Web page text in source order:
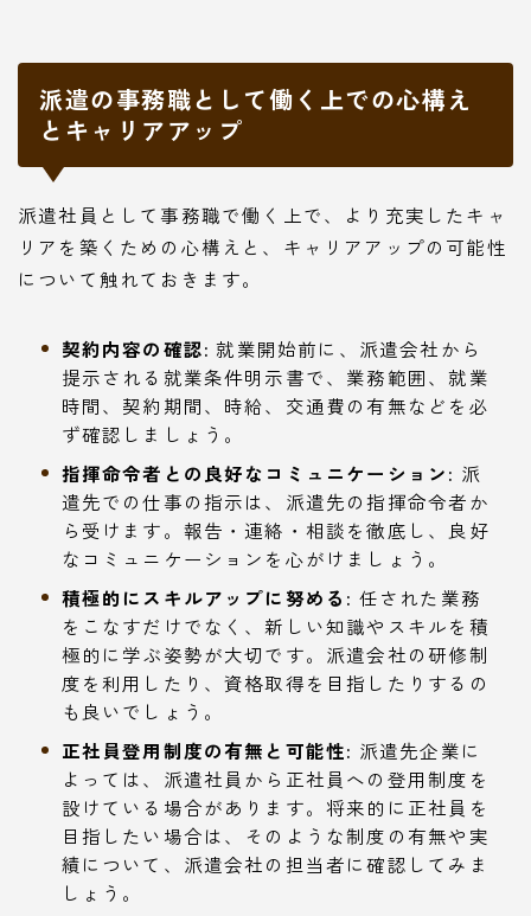
派遣の事務職として働く上での心構え
とキャリアアップ
派遣社員として事務職で働く上で、より充実したキャ
リアを築くための心構えと、キャリアアップの可能性
について触れておきます。
契約内容の確認: 就業開始前に、派遣会社から
提示される就業条件明示書で、業務範囲、就業
時間、契約期間、時給、交通費の有無などを必
ず確認しましょう。
指揮命令者との良好なコミュニケーション: 派
遣先での仕事の指示は、派遣先の指揮命令者か
ら受けます。報告・連絡・相談を徹底し、良好
なコミュニケーションを心がけましょう。
積極的にスキルアップに努める: 任された業務
をこなすだけでなく、新しい知識やスキルを積
極的に学ぶ姿勢が大切です。派遣会社の研修制
度を利用したり、資格取得を目指したりするの
も良いでしょう。
正社員登用制度の有無と可能性: 派遣先企業に
よっては、派遣社員から正社員への登用制度を
設けている場合があります。将来的に正社員を
目指したい場合は、そのような制度の有無や実
績について、派遣会社の担当者に確認してみま
しょう。